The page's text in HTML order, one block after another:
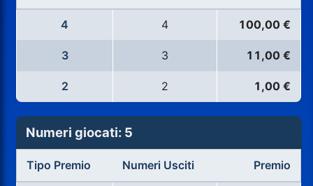
4 4 100,00 €
3 3 11,00 €
2 2 1,00 €
Numeri giocati: 5
Tipo Premio Numeri Usciti Premio